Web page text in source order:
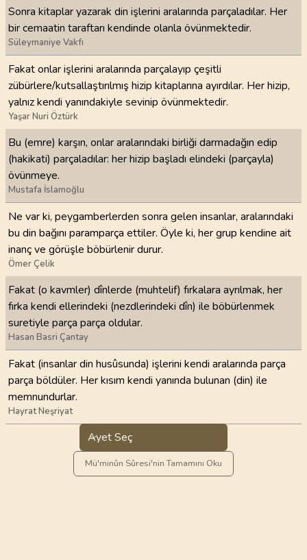
Sonra kitaplar yazarak din işlerini aralarında parçaladılar. Her
bir cemaatin taraftarı kendinde olanla övünmektedir.
Süleymaniye Vakfı
Fakat onlar işlerini aralarında parçalayıp çeşitli
zübürlere/kutsallaştırılmış hizip kitaplarına ayırdılar. Her hizip,
yalnız kendi yanındakiyle sevinip övünmektedir.
Yaşar Nuri Öztürk
Bu (emre) karşın, onlar aralarındaki birliği darmadağın edip
(hakikati) parçaladılar: her hizip başladı elindeki (parçayla)
övünmeye.
Mustafa İslamoğlu
Ne var ki, peygamberlerden sonra gelen insanlar, aralarındaki
bu din bağını paramparça ettiler. Öyle ki, her grup kendine ait
inanç ve görüşle böbürlenir durur.
Ömer Çelik
Fakat (o kavmler) dînlerde (muhtelif) fırkalara ayrılmak, her
fırka kendi ellerindeki (nezdlerindeki dîn) ile böbürlenmek
suretiyle parça parça oldular.
Hasan Basri Çantay
Fakat (insanlar din husûsunda) işlerini kendi aralarında parça
parça böldüler. Her kısım kendi yanında bulunan (din) ile
memnundurlar.
Hayrat Neşriyat
Ayet Seç
Mü'minûn Sûresi'nin Tamamını Oku